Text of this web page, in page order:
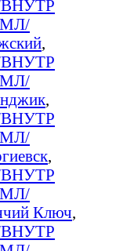
,
,
,
Ключ,